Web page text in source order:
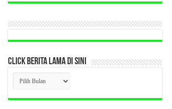
CLICK BERITA LAMA DI SINI
CLICK
BERITA
LAMA
DI